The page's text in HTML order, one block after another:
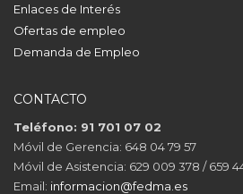
Enlaces de Interés
Ofertas de empleo
Demanda de Empleo
CONTACTO
Teléfono: 91 701 07 02
Móvil de Gerencia: 648 04 79 57
Móvil de Asistencia: 629 009 378 / 659
Email: informacion@fedma.es